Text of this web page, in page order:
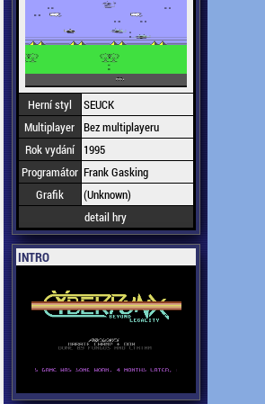
Herní styl
SEUCK
Multiplayer Bez multiplayeru
Rok vydání
1995
Programátor Frank Gasking
Grafik
(Unknown)
detail hry
INTRO